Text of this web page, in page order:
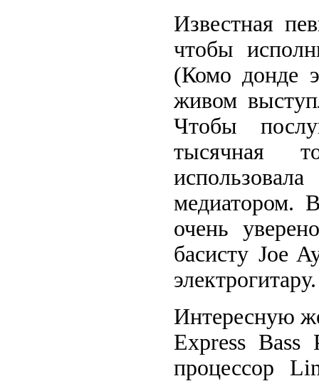
Известная
чтобы
(Комо донде
живом
Чтобы
тысячная
медиатором.
очень
басисту Joe
Интересную
Express Bass
процессор